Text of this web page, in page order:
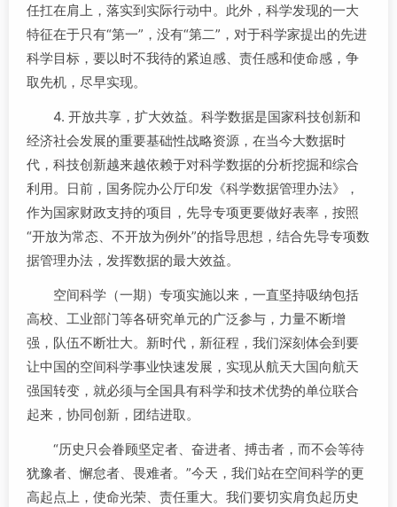
任扛在肩上，落实到实际行动中。此外，科学发现的一大
特征在于只有“第一”，没有“第二”，对于科学家提出的先进
科学目标，要以时不我待的紧迫感、责任感和使命感，争
取先机，尽早实现。
4. 开放共享，扩大效益。科学数据是国家科技创新和
经济社会发展的重要基础性战略资源，在当今大数据时
代，科技创新越来越依赖于对科学数据的分析挖掘和综合
利用。日前，国务院办公厅印发《科学数据管理办法》，
作为国家财政支持的项目，先导专项更要做好表率，按照
“开放为常态、不开放为例外”的指导思想，结合先导专项数
据管理办法，发挥数据的最大效益。
空间科学（一期）专项实施以来，一直坚持吸纳包括
高校、工业部门等各研究单元的广泛参与，力量不断增
强，队伍不断壮大。新时代，新征程，我们深刻体会到要
让中国的空间科学事业快速发展，实现从航天大国向航天
强国转变，就必须与全国具有科学和技术优势的单位联合
起来，协同创新，团结进取。
“历史只会眷顾坚定者、奋进者、搏击者，而不会等待
犹豫者、懈怠者、畏难者。”今天，我们站在空间科学的更
高起点上，使命光荣、责任重大。我们要切实肩负起历史